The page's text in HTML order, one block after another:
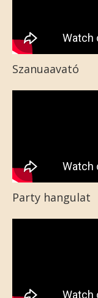
Szanuaavató
Party hangulat